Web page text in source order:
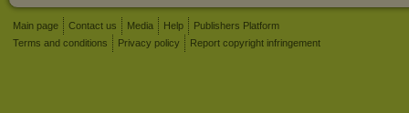
Main page Contact us Media Help
Publishers Platform
Terms and conditions
Privacy policy Report copyright infringement